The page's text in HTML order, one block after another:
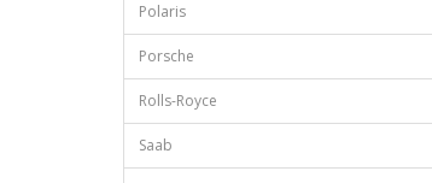
Polaris
Porsche
Rolls-Royce
Saab